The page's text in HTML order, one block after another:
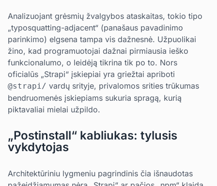
Analizuojant grėsmių žvalgybos ataskaitas, tokio tipo
„typosquatting-adjacent“ (panašaus pavadinimo
parinkimo) elgsena tampa vis dažnesnė. Užpuolikai
žino, kad programuotojai dažnai pirmiausia ieško
funkcionalumo, o leidėją tikrina tik po to. Nors
oficialūs „Strapi“ įskiepiai yra griežtai apriboti
@strapi/ vardų srityje, privalomos srities trūkumas
bendruomenės įskiepiams sukuria spragą, kurią
piktavaliai mielai užpildo.
„Postinstall“ kabliukas: tylusis
vykdytojas
Architektūriniu lygmeniu pagrindinis čia išnaudotas